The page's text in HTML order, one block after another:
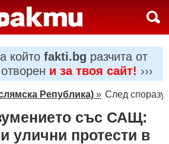
който fakti.bg разчита от
и за твоя сайт! ›››
Република) » След
със САЩ:
улични протести в